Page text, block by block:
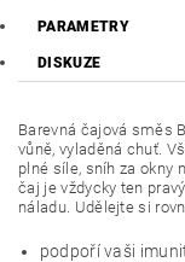
PARAMETRY
DISKUZE
Barevná čajová směs
vůně, vyladěná chuť.
plné síle, sníh za okny
čaj je vždycky ten
náladu. Udělejte si
podpoří vaši